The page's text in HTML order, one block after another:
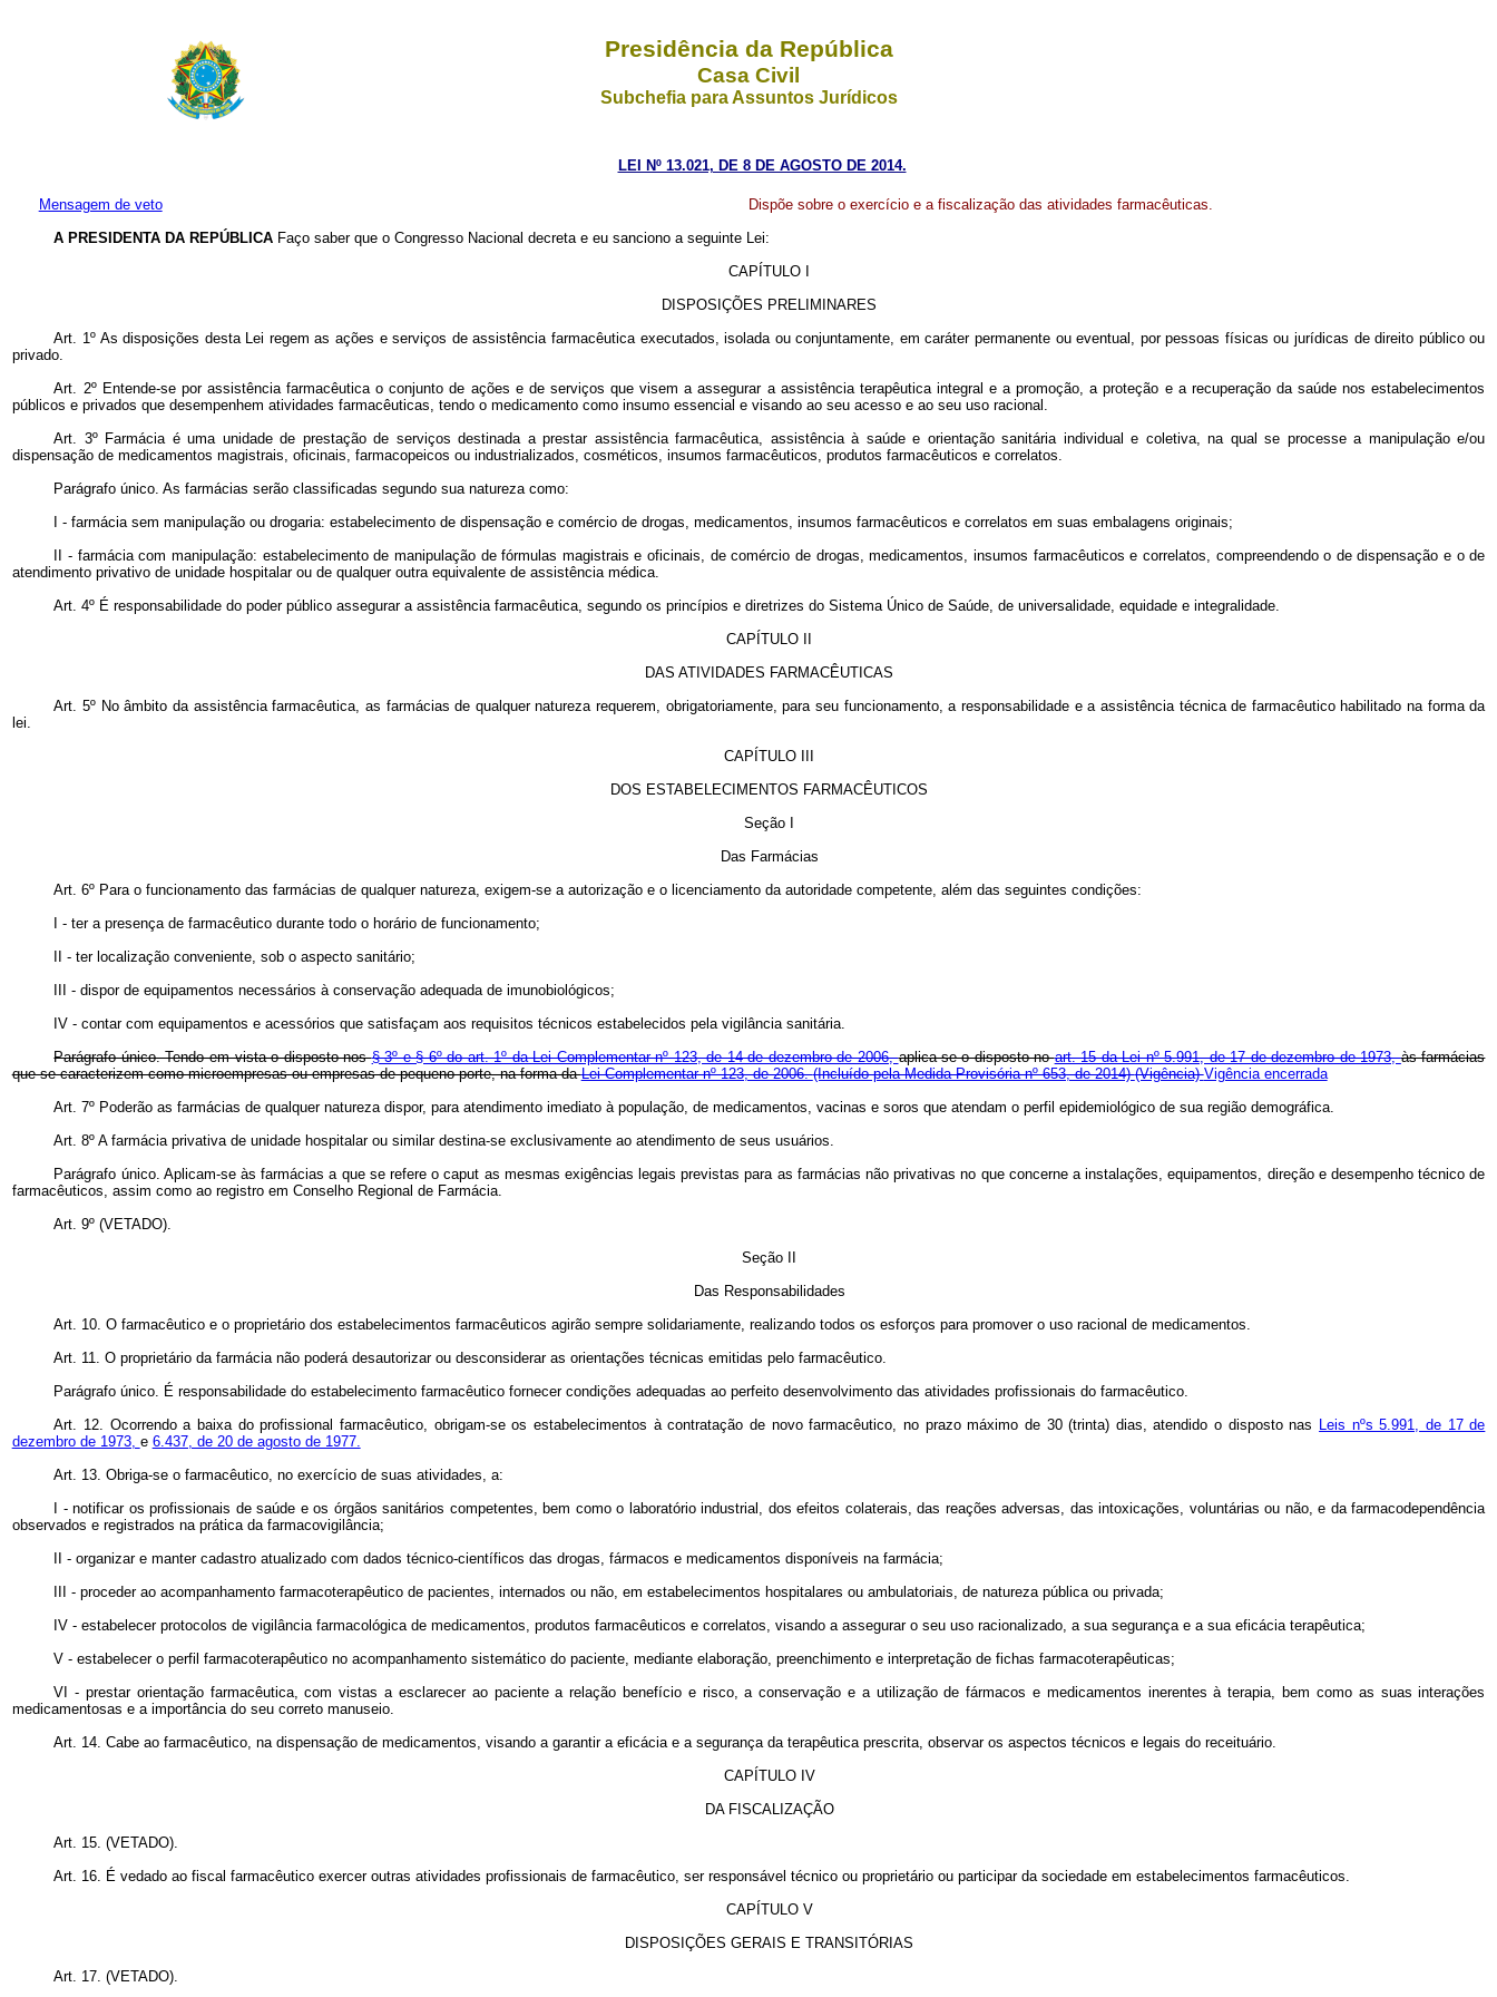
Presidência da República
Casa Civil
Subchefia para Assuntos Jurídicos
LEI Nº 13.021, DE 8 DE AGOSTO DE 2014.
Mensagem de veto
Dispõe sobre o exercício e a fiscalização das atividades farmacêuticas.
A PRESIDENTA DA REPÚBLICA Faço saber que o Congresso Nacional decreta e eu sanciono a seguinte Lei:
CAPÍTULO I
DISPOSIÇÕES PRELIMINARES
Art. 1º As disposições desta Lei regem as ações e serviços de assistência farmacêutica executados, isolada ou conjuntamente, em caráter permanente ou eventual, por pessoas físicas ou jurídicas de direito público ou
privado.
Art. 2º Entende-se por assistência farmacêutica o conjunto de ações e de serviços que visem a assegurar a assistência terapêutica integral e a promoção, a proteção e a recuperação da saúde nos estabelecimentos
públicos e privados que desempenhem atividades farmacêuticas, tendo o medicamento como insumo essencial e visando ao seu acesso e ao seu uso racional.
Art. 3º Farmácia é uma unidade de prestação de serviços destinada a prestar assistência farmacêutica, assistência à saúde e orientação sanitária individual e coletiva, na qual se processe a manipulação e/ou
dispensação de medicamentos magistrais, oficinais, farmacopeicos ou industrializados, cosméticos, insumos farmacêuticos, produtos farmacêuticos e correlatos.
Parágrafo único. As farmácias serão classificadas segundo sua natureza como:
I - farmácia sem manipulação ou drogaria: estabelecimento de dispensação e comércio de drogas, medicamentos, insumos farmacêuticos e correlatos em suas embalagens originais;
II - farmácia com manipulação: estabelecimento de manipulação de fórmulas magistrais e oficinais, de comércio de drogas, medicamentos, insumos farmacêuticos e correlatos, compreendendo o de dispensação e o de
atendimento privativo de unidade hospitalar ou de qualquer outra equivalente de assistência médica.
Art. 4º É responsabilidade do poder público assegurar a assistência farmacêutica, segundo os princípios e diretrizes do Sistema Único de Saúde, de universalidade, equidade e integralidade.
CAPÍTULO II
DAS ATIVIDADES FARMACÊUTICAS
Art. 5º No âmbito da assistência farmacêutica, as farmácias de qualquer natureza requerem, obrigatoriamente, para seu funcionamento, a responsabilidade e a assistência técnica de farmacêutico habilitado na forma da
lei.
CAPÍTULO III
DOS ESTABELECIMENTOS FARMACÊUTICOS
Seção I
Das Farmácias
Art. 6º Para o funcionamento das farmácias de qualquer natureza, exigem-se a autorização e o licenciamento da autoridade competente, além das seguintes condições:
I - ter a presença de farmacêutico durante todo o horário de funcionamento;
II - ter localização conveniente, sob o aspecto sanitário;
III - dispor de equipamentos necessários à conservação adequada de imunobiológicos;
IV - contar com equipamentos e acessórios que satisfaçam aos requisitos técnicos estabelecidos pela vigilância sanitária.
Parágrafo único. Tendo em vista o disposto nos§ 3º e § 6º do art. 1º da Lei Complementar nº 123, de 14 de dezembro de 2006,aplica-se o disposto noart. 15 da Lei nº 5.991, de 17 de dezembro de 1973,às farmácias
que se caracterizem como microempresas ou empresas de pequeno porte, na forma daLei Complementar nº 123, de 2006.(Incluído pela Medida Provisória nº 653, de 2014)(Vigência)Vigência encerrada
Art. 7º Poderão as farmácias de qualquer natureza dispor, para atendimento imediato à população, de medicamentos, vacinas e soros que atendam o perfil epidemiológico de sua região demográfica.
Art. 8º A farmácia privativa de unidade hospitalar ou similar destina-se exclusivamente ao atendimento de seus usuários.
Parágrafo único. Aplicam-se às farmácias a que se refere ocaput as mesmas exigências legais previstas para as farmácias não privativas no que concerne a instalações, equipamentos, direção e desempenho técnico de
farmacêuticos, assim como ao registro em Conselho Regional de Farmácia.
Art. 9º (VETADO).
Seção II
Das Responsabilidades
Art. 10. O farmacêutico e o proprietário dos estabelecimentos farmacêuticos agirão sempre solidariamente, realizando todos os esforços para promover o uso racional de medicamentos.
Art. 11. O proprietário da farmácia não poderá desautorizar ou desconsiderar as orientações técnicas emitidas pelo farmacêutico.
Parágrafo único. É responsabilidade do estabelecimento farmacêutico fornecer condições adequadas ao perfeito desenvolvimento das atividades profissionais do farmacêutico.
Art. 12. Ocorrendo a baixa do profissional farmacêutico, obrigam-se os estabelecimentos à contratação de novo farmacêutico, no prazo máximo de 30 (trinta) dias, atendido o disposto nas Leis nºs 5.991, de 17 de
dezembro de 1973, e 6.437, de 20 de agosto de 1977.
Art. 13. Obriga-se o farmacêutico, no exercício de suas atividades, a:
I - notificar os profissionais de saúde e os órgãos sanitários competentes, bem como o laboratório industrial, dos efeitos colaterais, das reações adversas, das intoxicações, voluntárias ou não, e da farmacodependência
observados e registrados na prática da farmacovigilância;
II - organizar e manter cadastro atualizado com dados técnico-científicos das drogas, fármacos e medicamentos disponíveis na farmácia;
III - proceder ao acompanhamento farmacoterapêutico de pacientes, internados ou não, em estabelecimentos hospitalares ou ambulatoriais, de natureza pública ou privada;
IV - estabelecer protocolos de vigilância farmacológica de medicamentos, produtos farmacêuticos e correlatos, visando a assegurar o seu uso racionalizado, a sua segurança e a sua eficácia terapêutica;
V - estabelecer o perfil farmacoterapêutico no acompanhamento sistemático do paciente, mediante elaboração, preenchimento e interpretação de fichas farmacoterapêuticas;
VI - prestar orientação farmacêutica, com vistas a esclarecer ao paciente a relação benefício e risco, a conservação e a utilização de fármacos e medicamentos inerentes à terapia, bem como as suas interações
medicamentosas e a importância do seu correto manuseio.
Art. 14. Cabe ao farmacêutico, na dispensação de medicamentos, visando a garantir a eficácia e a segurança da terapêutica prescrita, observar os aspectos técnicos e legais do receituário.
CAPÍTULO IV
DA FISCALIZAÇÃO
Art. 15. (VETADO).
Art. 16. É vedado ao fiscal farmacêutico exercer outras atividades profissionais de farmacêutico, ser responsável técnico ou proprietário ou participar da sociedade em estabelecimentos farmacêuticos.
CAPÍTULO V
DISPOSIÇÕES GERAIS E TRANSITÓRIAS
Art. 17. (VETADO).